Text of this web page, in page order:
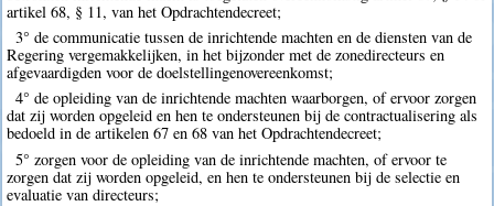
artikel 68, § 11, van het Opdrachtendecreet;
3° de communicatie tussen de inrichtende machten en de diensten van de
Regering vergemakkelijken, in het bijzonder met de zonedirecteurs en
afgevaardigden voor de doelstellingenovereenkomst;
4° de opleiding van de inrichtende machten waarborgen, of ervoor zorgen
dat zij worden opgeleid en hen te ondersteunen bij de contractualisering als
bedoeld in de artikelen 67 en 68 van het Opdrachtendecreet;
5° zorgen voor de opleiding van de inrichtende machten, of ervoor te
zorgen dat zij worden opgeleid, en hen te ondersteunen bij de selectie en
evaluatie van directeurs;